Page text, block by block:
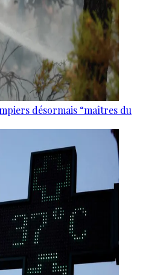
désormais “maîtres du